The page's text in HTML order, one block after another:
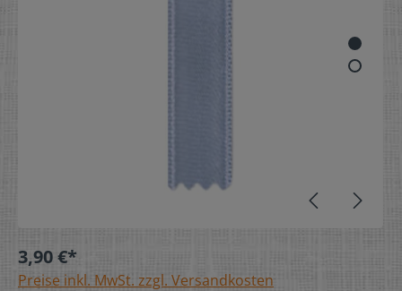
3,90 €*
Preise inkl. MwSt. zzgl. Versandkosten